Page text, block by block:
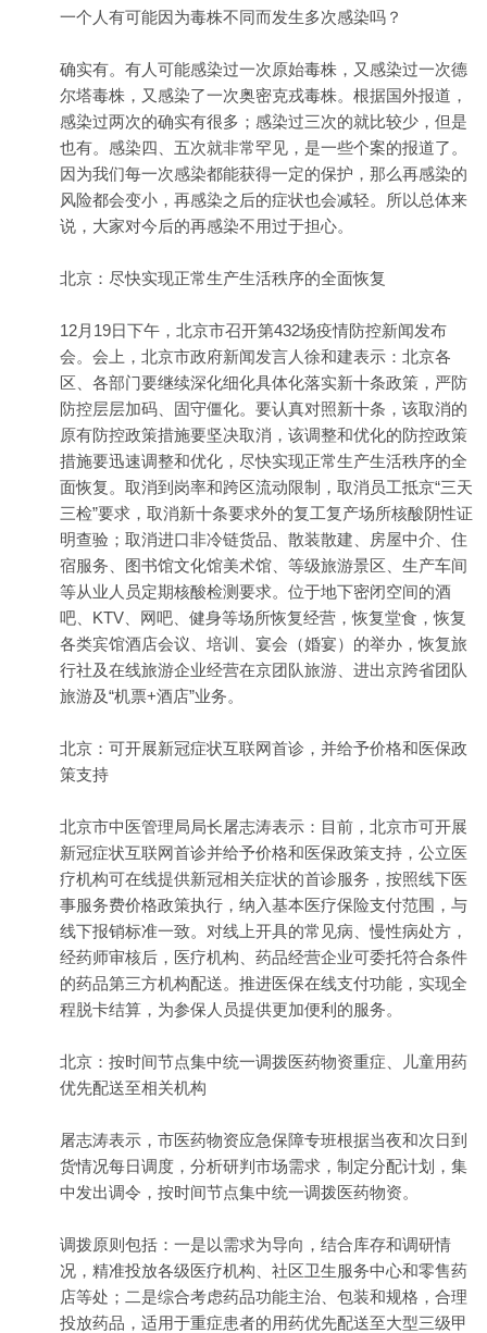
一个人有可能因为毒株不同而发生多次感染吗？
确实有。有人可能感染过一次原始毒株，又感染过一次德
尔塔毒株，又感染了一次奥密克戎毒株。根据国外报道，
感染过两次的确实有很多；感染过三次的就比较少，但是
也有。感染四、五次就非常罕见，是一些个案的报道了。
因为我们每一次感染都能获得一定的保护，那么再感染的
风险都会变小，再感染之后的症状也会减轻。所以总体来
说，大家对今后的再感染不用过于担心。
北京：尽快实现正常生产生活秩序的全面恢复
12月19日下午，北京市召开第432场疫情防控新闻发布
会。会上，北京市政府新闻发言人徐和建表示：北京各
区、各部门要继续深化细化具体化落实新十条政策，严防
防控层层加码、固守僵化。要认真对照新十条，该取消的
原有防控政策措施要坚决取消，该调整和优化的防控政策
措施要迅速调整和优化，尽快实现正常生产生活秩序的全
面恢复。取消到岗率和跨区流动限制，取消员工抵京“三天
三检”要求，取消新十条要求外的复工复产场所核酸阴性证
明查验；取消进口非冷链货品、散装散建、房屋中介、住
宿服务、图书馆文化馆美术馆、等级旅游景区、生产车间
等从业人员定期核酸检测要求。位于地下密闭空间的酒
吧、KTV、网吧、健身等场所恢复经营，恢复堂食，恢复
各类宾馆酒店会议、培训、宴会（婚宴）的举办，恢复旅
行社及在线旅游企业经营在京团队旅游、进出京跨省团队
旅游及“机票+酒店”业务。
北京：可开展新冠症状互联网首诊，并给予价格和医保政
策支持
北京市中医管理局局长屠志涛表示：目前，北京市可开展
新冠症状互联网首诊并给予价格和医保政策支持，公立医
疗机构可在线提供新冠相关症状的首诊服务，按照线下医
事服务费价格政策执行，纳入基本医疗保险支付范围，与
线下报销标准一致。对线上开具的常见病、慢性病处方，
经药师审核后，医疗机构、药品经营企业可委托符合条件
的药品第三方机构配送。推进医保在线支付功能，实现全
程脱卡结算，为参保人员提供更加便利的服务。
北京：按时间节点集中统一调拨医药物资重症、儿童用药
优先配送至相关机构
屠志涛表示，市医药物资应急保障专班根据当夜和次日到
货情况每日调度，分析研判市场需求，制定分配计划，集
中发出调令，按时间节点集中统一调拨医药物资。
调拨原则包括：一是以需求为导向，结合库存和调研情
况，精准投放各级医疗机构、社区卫生服务中心和零售药
店等处；二是综合考虑药品功能主治、包装和规格，合理
投放药品，适用于重症患者的用药优先配送至大型三级甲